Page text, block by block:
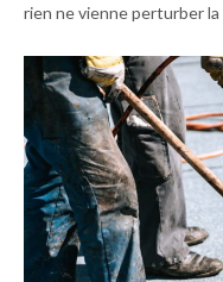
rien ne vienne perturber la